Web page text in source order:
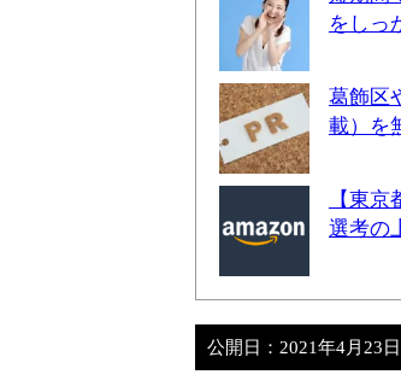
をしっ
葛飾区
載）を
【東
選考の
公開日： 2021年4月23日